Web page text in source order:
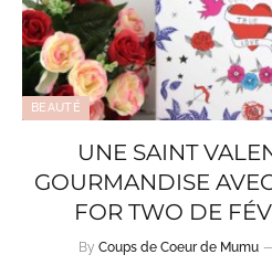
BEAUTÉ
UNE SAINT
GOURMANDISE
FOR TWO DE
By Coups de Coeur de Mumu